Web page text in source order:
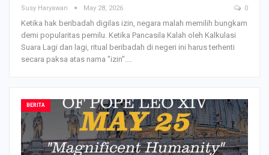
Susy Haryawan May 28, 2026 0
Ketika hak beribadah digilas izin, negara malah memilih bungkam
demi popularitas pemilu. Ketika Pancasila Kalah oleh Kalkulasi
Suara Lagi dan lagi, ritual beribadah di negeri ini harus terhenti
secara paksa atas nama "izin".…
BERITA